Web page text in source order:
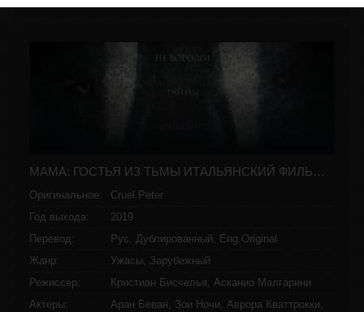
МАМА: ГОСТЬЯ ИЗ ТЬМЫ ИТАЛЬЯНСКИЙ ФИЛЬМ НА РУССКОМ ЯЗЫКЕ В ХОРОШЕМ КАЧЕСТВЕ
Оригинальное:
Cruel Peter
Год выхода:
2019
Перевод:
Рус. Дублированный, Eng.Original
Жанр:
Ужасы, Зарубежный
Режиссер:
Кристиан Бисчелья, Асканио Малгарини
Актеры:
Аран Беван, Зои Ночи, Аврора Кваттрокки,